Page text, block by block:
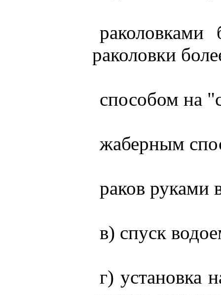
раколовки
способом на
жаберным
раков руками
в) спуск
г) установка